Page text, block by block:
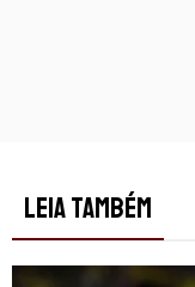
LEIA TAMBÉM